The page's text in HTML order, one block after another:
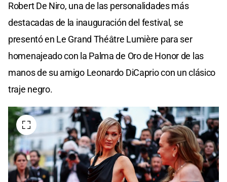
Robert De Niro, una de las personalidades más
destacadas de la inauguración del festival, se
presentó en Le Grand Théâtre Lumière para ser
homenajeado con la Palma de Oro de Honor de las
manos de su amigo Leonardo DiCaprio con un clásico
traje negro.